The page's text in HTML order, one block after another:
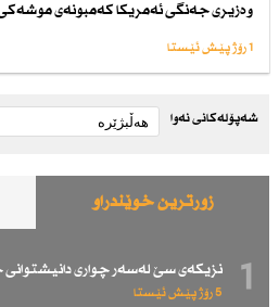
وەزیری جەنگی ئەمریكا كەمبونەی موشەكی
1 رۆژ پێش ئێستا
شەپۆلەکانی نەوا
زۆرترین خوێندراو
1 نزیكەی سێ لەسەر چواری
5 رۆژ پێش ئێستا